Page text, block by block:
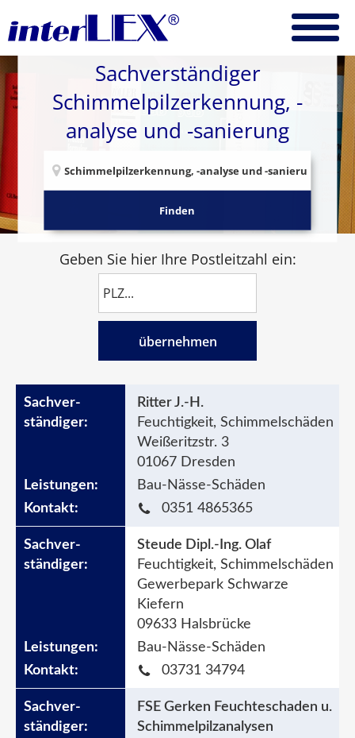
Sachverständiger
Schimmelpilzerkennung, -
analyse und -sanierung
Finden
Geben Sie hier Ihre Postleitzahl ein:
übernehmen
Ritter J.-H.
Feuchtigkeit, Schimmelschäden
Weißeritzstr. 3
01067 Dresden
Bau-Nässe-Schäden
0351 4865365
Steude Dipl.-Ing. Olaf
Feuchtigkeit, Schimmelschäden
Gewerbepark Schwarze
Kiefern
09633 Halsbrücke
Bau-Nässe-Schäden
03731 34794
FSE Gerken Feuchteschaden u.
Schimmelpilzanalysen